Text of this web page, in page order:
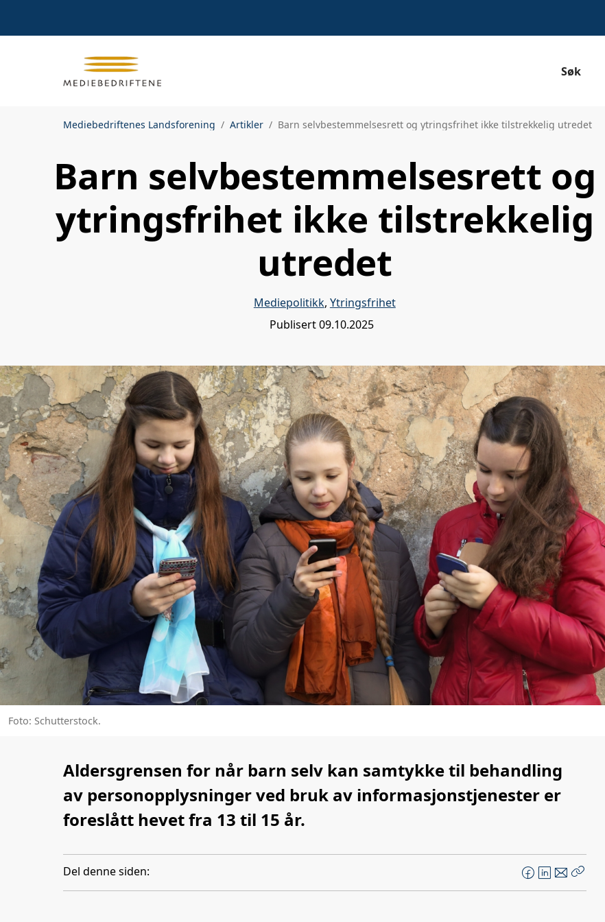
Søk
Mediebedriftenes Landsforening Artikler Barn selvbestemmelsesrett og ytringsfrihet ikke tilstrekkelig utredet
Barn selvbestemmelsesrett og
ytringsfrihet ikke tilstrekkelig
utredet
Mediepolitikk, Ytringsfrihet
Publisert09.10.2025
Foto: Schutterstock.
Aldersgrensen for når barn selv kan samtykke til behandling
av personopplysninger ved bruk av informasjonstjenester er
foreslått hevet fra 13 til 15 år.
Del denne siden:
F
a
L
i
E
-
Kopier